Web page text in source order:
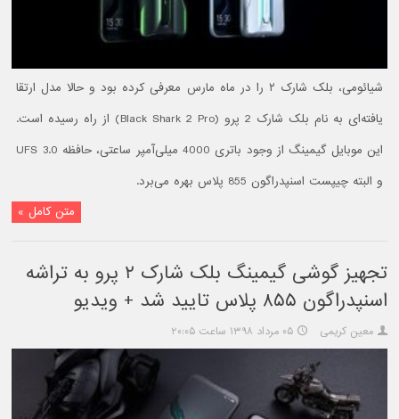
شیائومی، بلک شارک ۲ را در ماه مارس معرفی کرده بود و حالا مدل ارتقا
یافته‌‌ای به نام بلک شارک 2 پرو (Black Shark 2 Pro) از راه رسیده است.
این موبایل گیمینگ از وجود باتری 4000 میلی‌آمپر ساعتی، حافظه UFS 3.0
و البته چیپست اسنپدراگون 855 پلاس بهره می‌برد.
متن کامل »
تجهیز گوشی گیمینگ بلک شارک ۲ پرو به تراشه
اسنپدراگون ۸۵۵ پلاس تایید شد + ویدیو
معین کریمی ۰۵ مرداد ۱۳۹۸ ساعت ۲۰:۰۵